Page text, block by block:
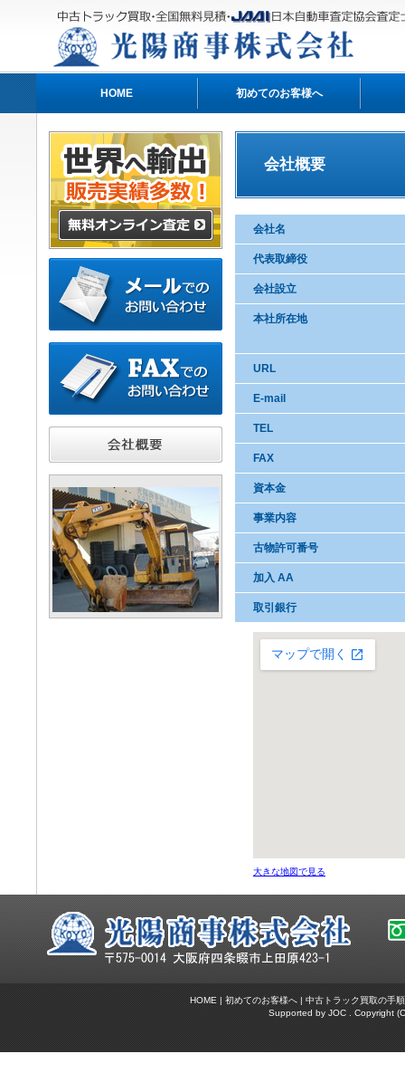
HOME 初めてのお客様へ
会社概要
会社名
代表取締役
会社設立
本社所在地
URL
E-mail
TEL
FAX
資本金
事業内容
古物許可番号
加入 AA
取引銀行
大きな地図で見る
HOME|初めてのお客様へ|中古トラック買取の手順
Supported byJOC. Copyright